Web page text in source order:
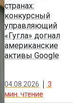
странах:
конкурсный
управляющий
«Гугла» догнал
американские
активы Google
04.08.2026
3
мин. чтение